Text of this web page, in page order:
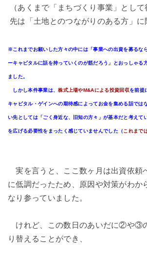
（あくまで「まちづくり事業」とし
先は「土地とのつながりのある方」に
※これまでお願いした方々の中には「事業への出資を募るな
ーキャピタルに話を持っていくのが筋だろう」とおっしゃる
ました。
しかし本件事業は、株式上場やM&Aによる投資回収を前提
キャピタル・ゲインへの期待感によってお金を集める話では
い先としては「ごく身近な、旧知の方々」が基本だと考えて
を広げる必要性をまったく感じていませんでした（これまで
実を言うと、ここ数ヶ月は出資依頼
に低調だったため、原因や対策がわか
なり参っていました。
けれど、この数日のあいだに②や③
り替えることができ、